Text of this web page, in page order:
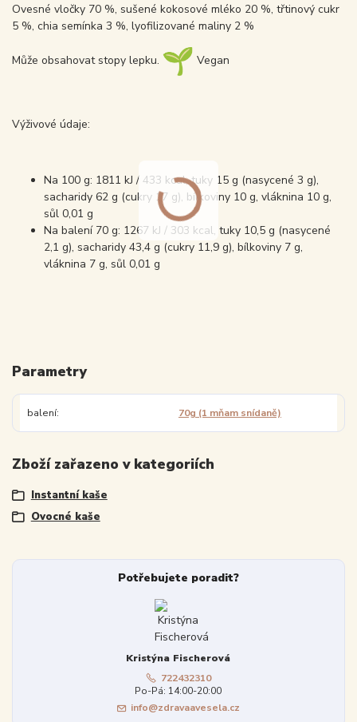
Ovesné vločky 70 %, sušené kokosové mléko 20 %, třtinový cukr
5 %, chia semínka 3 %, lyofilizované maliny 2 %
Může obsahovat stopy lepku. Vegan
Výživové údaje:
Na 100 g: 1811 kJ / 433 kcal, tuky 15 g (nasycené 3 g),
sacharidy 62 g (cukry 17 g), bílkoviny 10 g, vláknina 10 g,
sůl 0,01 g
Na balení 70 g: 1267 kJ / 303 kcal, tuky 10,5 g (nasycené
2,1 g), sacharidy 43,4 g (cukry 11,9 g), bílkoviny 7 g,
vláknina 7 g, sůl 0,01 g
Parametry
balení 70g (1 mňam snídaně)
Zboží zařazeno v kategoriích
Instantní kaše
Ovocné kaše
Potřebujete poradit?
Kristýna Fischerová
722432310
Po-Pá: 14:00-20:00
info@zdravaavesela.cz